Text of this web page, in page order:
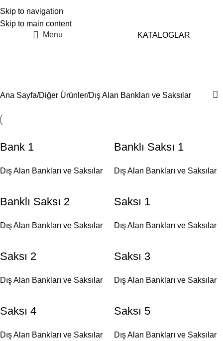
Skip to navigation
Skip to main content
Menu
KATALOGLAR
Ana Sayfa Diğer Ürünler Dış Alan Bankları ve Saksılar
Bank 1
Dış Alan Bankları ve Saksılar
Banklı Saksı 1
Dış Alan Bankları ve Saksılar
Banklı Saksı 2
Dış Alan Bankları ve Saksılar
Saksı 1
Dış Alan Bankları ve Saksılar
Saksı 2
Dış Alan Bankları ve Saksılar
Saksı 3
Dış Alan Bankları ve Saksılar
Saksı 4
Dış Alan Bankları ve Saksılar
Saksı 5
Dış Alan Bankları ve Saksılar